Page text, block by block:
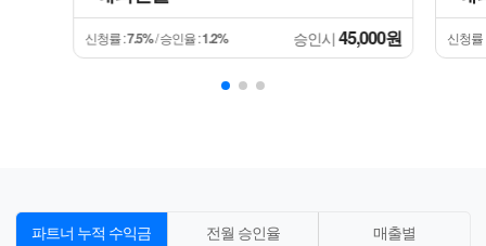
신청률 :7.5%/ 승인율 :1.2% 승인시45,000원 신청률
파트너 누적 수익금 전월 승인율 매출별